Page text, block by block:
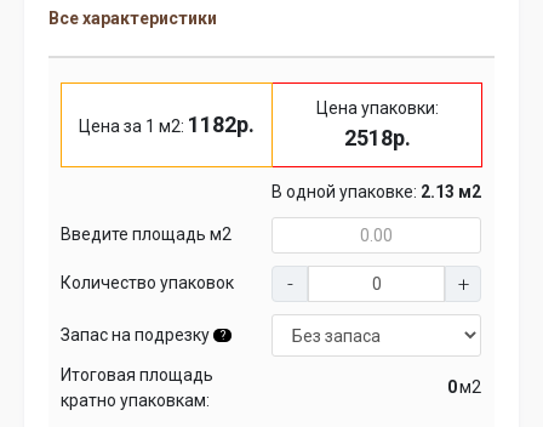
Все характеристики
Цена за 1 м2: 1182р.
Цена упаковки:
2518р.
В одной упаковке: 2.13 м2
Введите площадь м2
Количество упаковок
Запас на подрезку ?
Итоговая площадь
кратно упаковкам:
м2